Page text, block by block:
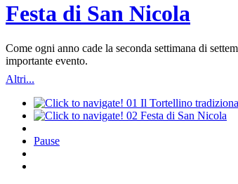
Festa di San Nicola
Come ogni anno cade la seconda settimana di
importante evento.
Altri...
01 Il Tortellino
02 Festa di San Nicola
Pause